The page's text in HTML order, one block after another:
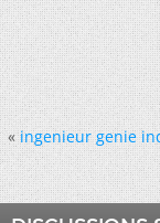
« ingenieur genie